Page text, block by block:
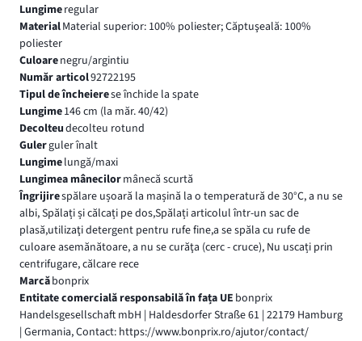
Lungimeregular
MaterialMaterial superior: 100% poliester; Căptuşeală: 100%
poliester
Culoarenegru/argintiu
Număr articol92722195
Tipul de încheierese închide la spate
Lungime146 cm (la măr. 40/42)
Decolteudecolteu rotund
Gulerguler înalt
Lungimelungă/maxi
Lungimea mânecilormânecă scurtă
Îngrijirespălare ușoară la mașină la o temperatură de 30°C, a nu se
albi, Spălați și călcați pe dos,Spălați articolul într-un sac de
plasă,utilizaţi detergent pentru rufe fine,a se spăla cu rufe de
culoare asemănătoare, a nu se curăţa (cerc - cruce), Nu uscați prin
centrifugare, călcare rece
Marcăbonprix
Entitate comercială responsabilă în fața UE bonprix
Handelsgesellschaft mbH | Haldesdorfer Straße 61 | 22179 Hamburg
| Germania, Contact: https://www.bonprix.ro/ajutor/contact/